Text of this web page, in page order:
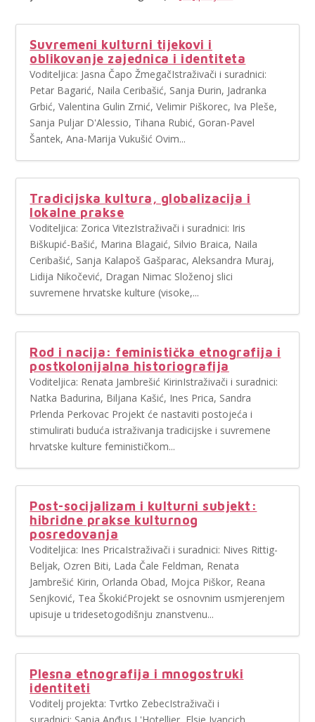
Suvremeni kulturni tijekovi i
oblikovanje zajednica i identiteta
Voditeljica: Jasna Čapo ŽmegačIstraživači i suradnici:
Petar Bagarić, Naila Ceribašić, Sanja Đurin, Jadranka
Grbić, Valentina Gulin Zrnić, Velimir Piškorec, Iva Pleše,
Sanja Puljar D'Alessio, Tihana Rubić, Goran-Pavel
Šantek, Ana-Marija Vukušić Ovim...
Tradicijska kultura, globalizacija i
lokalne prakse
Voditeljica: Zorica VitezIstraživači i suradnici: Iris
Biškupić-Bašić, Marina Blagaić, Silvio Braica, Naila
Ceribašić, Sanja Kalapoš Gašparac, Aleksandra Muraj,
Lidija Nikočević, Dragan Nimac Složenoj slici
suvremene hrvatske kulture (visoke,...
Rod i nacija: feministička etnografija i
postkolonijalna historiografija
Voditeljica: Renata Jambrešić KirinIstraživači i suradnici:
Natka Badurina, Biljana Kašić, Ines Prica, Sandra
Prlenda Perkovac Projekt će nastaviti postojeća i
stimulirati buduća istraživanja tradicijske i suvremene
hrvatske kulture feminističkom...
Post-socijalizam i kulturni subjekt:
hibridne prakse kulturnog
posredovanja
Voditeljica: Ines PricaIstraživači i suradnici: Nives Rittig-
Beljak, Ozren Biti, Lada Čale Feldman, Renata
Jambrešić Kirin, Orlanda Obad, Mojca Piškor, Reana
Senjković, Tea ŠkokićProjekt se osnovnim usmjerenjem
upisuje u tridesetogodišnju znanstvenu...
Plesna etnografija i mnogostruki
identiteti
Voditelj projekta: Tvrtko ZebecIstraživači i